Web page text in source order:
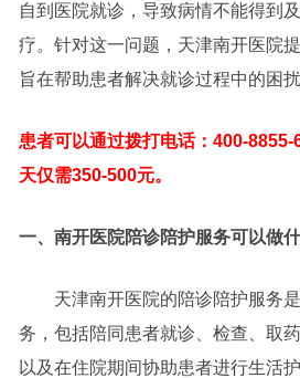
自到医院就诊，导致病情不能得到
疗。针对这一问题，天津南开医院
旨在帮助患者解决就诊过程中的困扰
患者可以通过拨打电话：400-
天仅需350-500元。
一、南开医院陪诊陪护服务可以做
天津南开医院的陪诊陪护服务是
务，包括陪同患者就诊、检查、取
以及在住院期间协助患者进行生活